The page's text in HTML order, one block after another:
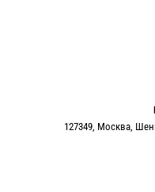
127349, Москва,